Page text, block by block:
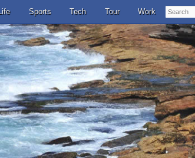
Sports Tech Tour Work
Search